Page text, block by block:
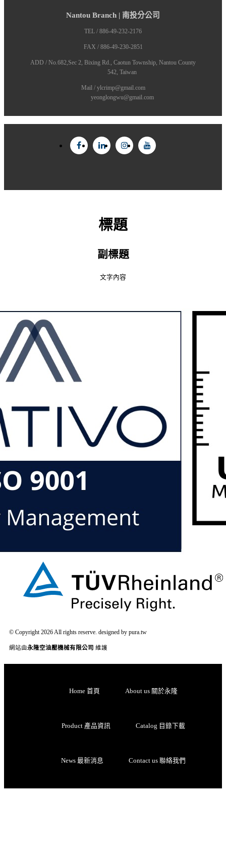
Nantou Branch | 南投分公司
TEL / 886-49-232-2176
FAX / 886-49-230-2851
ADD / No.682,Sec 2, Bixing Rd., Caotun Township, Nantou County
542, Taiwan
Mail / ylcrimp@gmail.com
yeonglongwu@gmail.com
標題
副標題
文字內容
© Copyright 2026 All rights reserve. designed by pura.tw
網站由永隆空油壓機械有限公司 維護
Home 首頁 About us 關於永隆
Product 產品資訊 Catalog 目錄下載
News 最新消息 Contact us 聯絡我們